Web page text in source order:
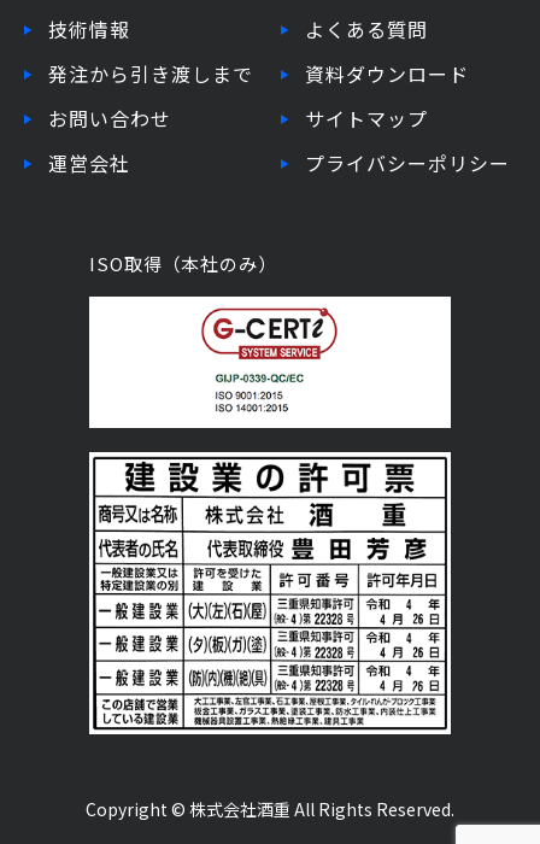
技術情報
よくある質問
発注から引き渡しまで
資料ダウンロード
お問い合わせ
サイトマップ
運営会社
プライバシーポリシー
ISO取得（本社のみ）
Copyright © 株式会社酒重 All Rights Reserved.